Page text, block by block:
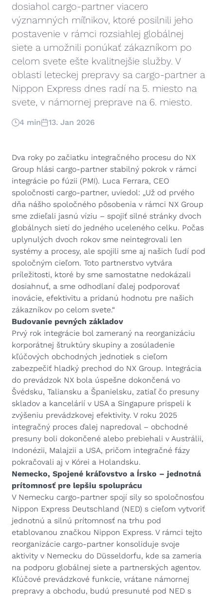
dosiahol cargo-partner viacero
významných míľnikov, ktoré posilnili jeho
postavenie v rámci rozsiahlej globálnej
siete a umožnili ponúkať zákazníkom po
celom svete ešte kvalitnejšie služby. V
oblasti leteckej prepravy sa cargo-partner a
Nippon Express dnes radí na 5. miesto na
svete, v námornej preprave na 6. miesto.
4 min 13. Jan 2026
Dva roky po začiatku integračného procesu do NX
Group hlási cargo-partner stabilný pokrok v rámci
integrácie po fúzii (PMI). Luca Ferrara, CEO
spoločnosti cargo-partner, uviedol: „Už od prvého
dňa nášho spoločného pôsobenia v rámci NX Group
sme zdieľali jasnú víziu – spojiť silné stránky dvoch
globálnych sietí do jedného uceleného celku. Počas
uplynulých dvoch rokov sme neintegrovali len
systémy a procesy, ale spojili sme aj našich ľudí pod
spoločným cieľom. Toto partnerstvo vytvára
príležitosti, ktoré by sme samostatne nedokázali
dosiahnuť, a sme odhodlaní ďalej podporovať
inovácie, efektivitu a pridanú hodnotu pre našich
zákazníkov po celom svete.“
Budovanie pevných základov
Prvý rok integrácie bol zameraný na reorganizáciu
korporátnej štruktúry skupiny a zosúladenie
kľúčových obchodných jednotiek s cieľom
zabezpečiť hladký prechod do NX Group. Integrácia
do prevádzok NX bola úspešne dokončená vo
Švédsku, Taliansku a Španielsku, zatiaľ čo presuny
skladov a kancelárií v USA a Singapure prispeli k
zvýšeniu prevádzkovej efektivity. V roku 2025
integračný proces ďalej napredoval – obchodné
presuny boli dokončené alebo prebiehali v Austrálii,
Indonézii, Malajzii a USA, pričom integračné fázy
pokračovali aj v Kórei a Holandsku.
Nemecko, Spojené kráľovstvo a Írsko – jednotná
prítomnosť pre lepšiu spoluprácu
V Nemecku cargo-partner spojí sily so spoločnosťou
Nippon Express Deutschland (NED) s cieľom vytvoriť
jednotnú a silnú prítomnosť na trhu pod
etablovanou značkou Nippon Express. V rámci tejto
reorganizácie cargo-partner konsoliduje svoje
aktivity v Nemecku do Düsseldorfu, kde sa zameria
na podporu globálnej siete a partnerských agentov.
Kľúčové prevádzkové funkcie, vrátane námornej
prepravy a obchodu, budú presunuté pod NED s